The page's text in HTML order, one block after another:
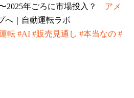
2025年ごろに市場投入？ アメ
へ｜自動運転ラボ
転 #AI #販売見通し #本当なの #